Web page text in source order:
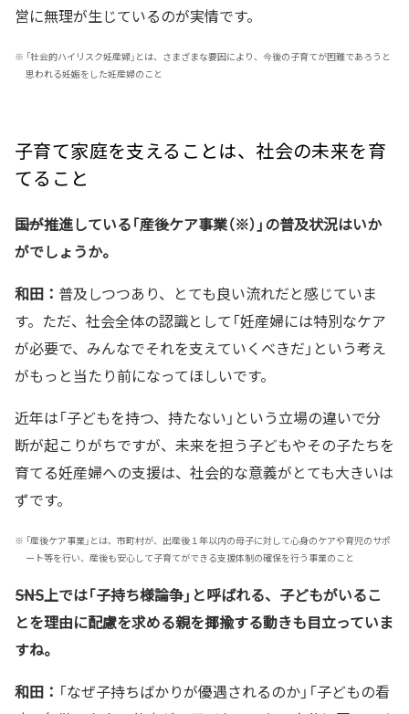
営に無理が生じているのが実情です。
※ 「社会的ハイリスク妊産婦」とは、さまざまな要因により、今後の子育てが困難であろうと
思われる妊娠をした妊産婦のこと
子育て家庭を支えることは、社会の未来を育
てること
――国が推進している「産後ケア事業（※）」の普及状況はいか
がでしょうか。
和田： 普及しつつあり、とても良い流れだと感じていま
す。ただ、社会全体の認識として「妊産婦には特別なケア
が必要で、みんなでそれを支えていくべきだ」という考え
がもっと当たり前になってほしいです。
近年は「子どもを持つ、持たない」という立場の違いで分
断が起こりがちですが、未来を担う子どもやその子たちを
育てる妊産婦への支援は、社会的な意義がとても大きいは
ずです。
※ 「産後ケア事業」とは、市町村が、出産後１年以内の母子に対して心身のケアや育児のサポ
ート等を行い、産後も安心して子育てができる支援体制の確保を行う事業のこと
――SNS上では「子持ち様論争」と呼ばれる、子どもがいるこ
とを理由に配慮を求める親を揶揄する動きも目立っていま
すね。
和田： 「なぜ子持ちばかりが優遇されるのか」「子どもの看